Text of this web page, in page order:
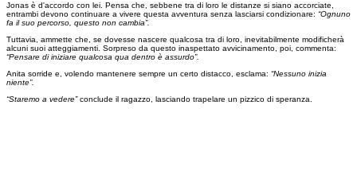
Jonas è d'accordo con lei. Pensa che, sebbene tra di loro le distanze si siano accorciate,
entrambi devono continuare a vivere questa avventura senza lasciarsi condizionare: “Ognuno
fa il suo percorso, questo non cambia”.
Tuttavia, ammette che, se dovesse nascere qualcosa tra di loro, inevitabilmente modificherà
alcuni suoi atteggiamenti. Sorpreso da questo inaspettato avvicinamento, poi, commenta:
“Pensare di iniziare qualcosa qua dentro è assurdo”.
Anita sorride e, volendo mantenere sempre un certo distacco, esclama: “Nessuno inizia
niente”.
“Staremo a vedere”conclude il ragazzo, lasciando trapelare un pizzico di speranza.